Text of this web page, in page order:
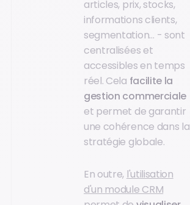
articles, prix, stocks,
informations clients,
segmentation… - sont
centralisées et
accessibles en temps
réel. Cela facilite la
gestion commerciale
et permet de garantir
une cohérence dans la
stratégie globale.
En outre, l'utilisation
d'un module CRM